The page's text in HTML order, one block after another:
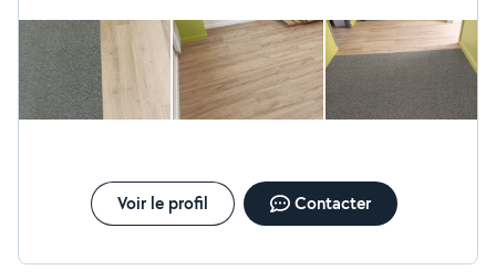
Voir le profil Contacter